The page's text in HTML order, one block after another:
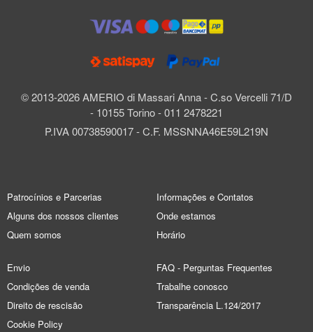
© 2013-2026 AMERIO di Massari Anna - C.so Vercelli 71/D
- 10155 Torino - 011 2478221
P.IVA 00738590017 - C.F. MSSNNA46E59L219N
Patrocínios e Parcerias
Alguns dos nossos clientes
Quem somos
Informações e Contatos
Onde estamos
Horário
Envio
Condições de venda
Direito de rescisão
Cookie Policy
FAQ - Perguntas Frequentes
Trabalhe conosco
Transparência L.124/2017